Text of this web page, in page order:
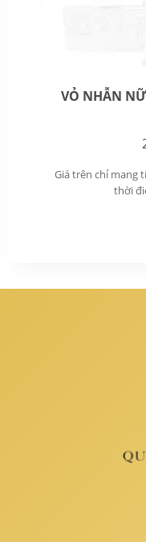
VỎ NHẪN
Giá trên chỉ mang
thời